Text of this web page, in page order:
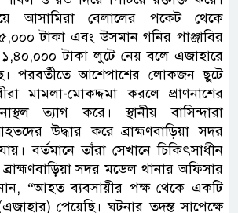
আসামিরা বেলালের পকেট থেকে
টাকা এবং উসমান গনির পাঞ্জাবির
টাকা লুটে নেয় বলে এজাহারে
​পরবর্তীতে আশেপাশের লোকজন ছুটে
মামলা-মোকদ্দমা করলে প্রাণনাশের
ত্যাগ করে। স্থানীয় বাসিন্দারা
উদ্ধার করে ব্রাহ্মণবাড়িয়া সদর
বর্তমানে তাঁরা সেখানে চিকিৎসাধীন
সদর মডেল থানার অফিসার
“আহত ব্যবসায়ীর পক্ষ থেকে একটি
পেয়েছি। ঘটনার তদন্ত সাপেক্ষে